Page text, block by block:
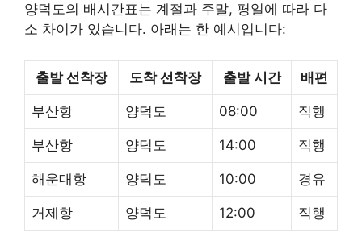
양덕도의 배시간표는 계절과 주말, 평일에 따라 다
소 차이가 있습니다. 아래는 한 예시입니다:
출발 선착장 도착 선착장 출발 시간 배편
부산항 양덕도 08:00 직행
부산항 양덕도 14:00 직행
해운대항 양덕도 10:00 경유
거제항 양덕도 12:00 직행